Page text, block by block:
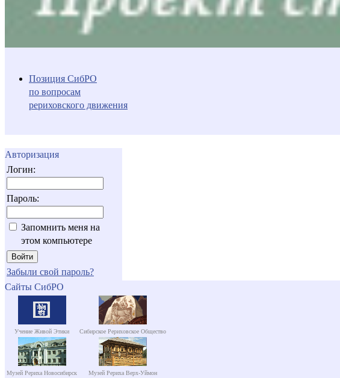
Позиция СибРО
по вопросам
рериховского движения
Авторизация
Логин:
Пароль:
Запомнить меня на
этом компьютере
Забыли свой пароль?
Сайты СибРО
Учение Живой Этики Сибирское Рериховское Общество
Музей Рериха Новосибирск Музей Рериха Верх-Уймон